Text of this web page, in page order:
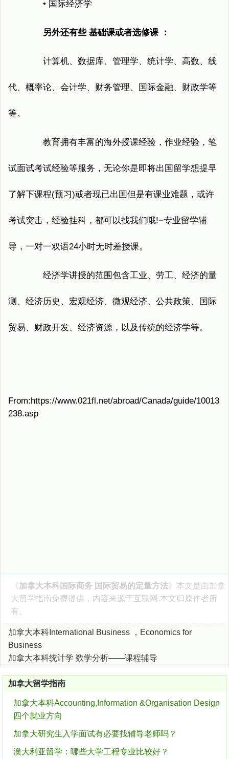
• 国际经济学
另外还有些 基础课或者选修课 ：
计算机、数据库、管理学、统计学、高数、线
代、概率论、会计学、财务管理、国际金融、财政学等
等。
教育拥有丰富的海外授课经验，作业经验，笔
试面试考试经验等服务，无论你是即将出国留学想提早
了解下课程(预习)或者现已出国但是有课业难题，或许
考试突击，经验挂科，都可以找我们哦!~专业留学辅
导，一对一双语24小时无时差授课。
经济学讲授的范围包含工业、劳工、经济的量
测、经济历史、宏观经济、微观经济、公共政策、国际
贸易、财政开发、经济资源，以及传统的经济学等。
From:https://www.021fl.net/abroad/Canada/guide/10013
238.asp
《加拿大本科国际商务 国际贸易的定量方法》本文是由加拿
大留学指南免费提供，内容来源于互联网,本文归原作者所
有。
加拿大本科International Business ，Economics for
Business
加拿大本科统计学 数学分析——课程辅导
加拿大留学指南
加拿大本科Accounting,Information &Organisation Design
四个就业方向
加拿大研究生入学面试有必要找辅导老师吗？
澳大利亚留学：哪些大学工程专业比较好？